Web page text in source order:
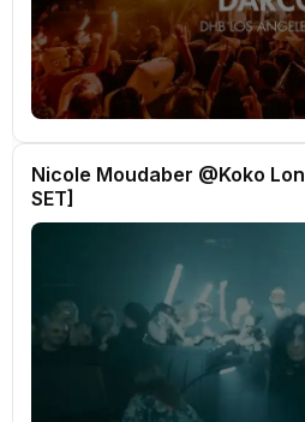
Nicole Moudaber @Koko
SET]